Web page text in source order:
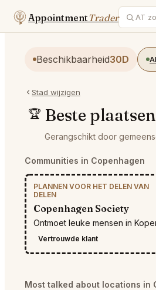
AppointmentTrader
Beschikbaarheid30D
Stad wijzigen
🏆 Beste
Gerangschikt door
Communities in Copenhagen
PLANNEN VOOR HET DELEN VAN
DELEN
Copenhagen Society
Ontmoet leuke mensen in
Vertrouwde klant
Most talked about locations in